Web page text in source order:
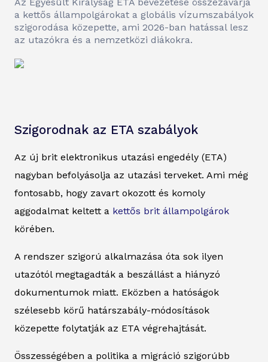
a kettős állampolgárokat a globális vízumszabályok
szigorodása közepette, ami 2026-ban hatással lesz
az utazókra és a nemzetközi diákokra.
Szigorodnak az ETA szabályok
Az új brit elektronikus utazási engedély (ETA)
nagyban befolyásolja az utazási terveket. Ami még
fontosabb, hogy zavart okozott és komoly
aggodalmat keltett a kettős brit állampolgárok
körében.
A rendszer szigorú alkalmazása óta sok ilyen
utazótól megtagadták a beszállást a hiányzó
dokumentumok miatt. Eközben a hatóságok
szélesebb körű határszabály-módosítások
közepette folytatják az ETA végrehajtását.
Összességében a politika a migráció szigorúbb